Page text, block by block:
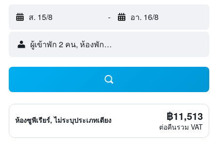
ส. 15/8 - อา. 16/8
ผู้เข้าพัก 2 คน, ห้องพัก 1 ห้อง
ห้องซูพีเรียร์, ไม่ระบุประเภทเตียง ฿11,513
ต่อคืนรวม VAT